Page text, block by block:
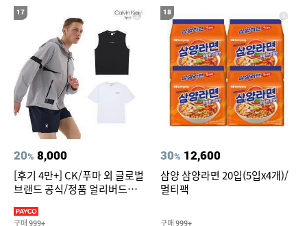
17
20% 8,000
[후기 4만+] CK/푸마 외 글로벌
브랜드 공식/정품 얼리버드
구매 999+
18
30% 12,600
삼양 삼양라면 20입(5입x4개)/
멀티팩
구매 999+